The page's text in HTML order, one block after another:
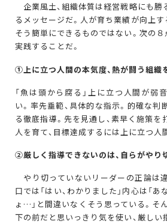
企業風土、組織体質は経営戦略にも勝
るメッセージだ。人が育ち業績が向上す
そう簡単にできるものではない。次の８
実践することだ。
① 上に立つ人間の本気度、熱が闘う組織
「魚は頭から腐る」上に立つ人間が弱
い。率先垂範、具体的な指示。的確な判
る徹底指導。先を見通し、素早く施策を
人を育て、目標達成するには上に立つ人
②厳しく指導できないのは、自らがやり
やり切っていないリーダーの正論は
口では「はい、わかりました」内心は「
ょ…」と間違いなくそう思っている。そ
下の前だと思いっきり気を使い、厳しい